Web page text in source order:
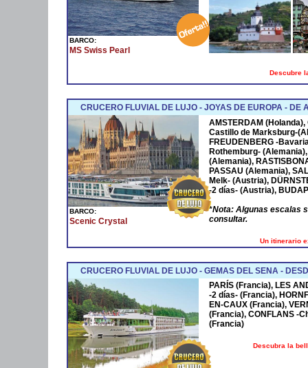
BARCO:
MS Swiss Pearl
Descubre
CRUCERO FLUVIAL DE LUJO - JOYAS DE EUROPA - DE
BARCO:
Scenic Crystal
AMSTERDAM (Holanda),
Castillo de Marksburg-
FREUDENBERG -
Rothemburg-
(Alemania),
PASSAU (Alemania),
Melk- (Austria),
-2 días- (Austria),
*Nota: Algunas escalas
consultar.
Un itinerario
CRUCERO FLUVIAL DE LUJO - GEMAS DEL SENA -
PARÍS (Francia), LES
-2 días- (Francia),
EN-CAUX (Francia),
(Francia), CONFLANS -
(Francia)
Descubra la